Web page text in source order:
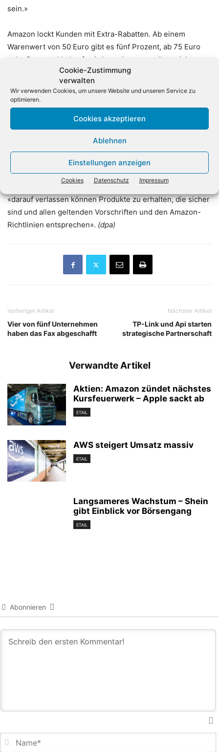
Cookie-Zustimmung
verwalten
Wir verwenden Cookies, um unsere Website und unseren Service zu
optimieren.
Cookies akzeptieren
Ablehnen
Einstellungen anzeigen
Cookies Datenschutz Impressum
sein.»
Amazon lockt Kunden mit Extra-Rabatten. Ab einem
Warenwert von 50 Euro gibt es fünf Prozent, ab 75 Euro
zehn Prozent. Verkauft wird von Amazon selbst, nicht von
Drittanbietern. Das Unternehmen schickt die Produkte aus
seinem Logistikzentrum in China direkt an die Kunden.
Bestellungen sollen innerhalb von zwei Wochen geliefert
werden, ab einem Warenkorb von 25 Euro kostenlos.
Käufer können Artikel innerhalb von 15 Tagen nach
Lieferung zurückgegeben, ohne dass weitere Kosten
Die bei Haul angebotenen Waren durchlaufen laut Amazon
alle erforderlichen Kontrollen, so dass sich Kunden
«darauf verlassen können Produkte zu erhalten, die sicher
sind und allen geltenden Vorschriften und den Amazon-
Richtlinien entsprechen». (dpa)
Vorheriger Artikel
Vier von fünf Unternehmen
haben das Fax abgeschafft
Nächster Artikel
TP-Link und Api starten
strategische Partnerschaft
Verwandte Artikel
Aktien: Amazon zündet nächstes
Kursfeuerwerk – Apple sackt ab
ETAIL
AWS steigert Umsatz massiv
ETAIL
Langsameres Wachstum – Shein
gibt Einblick vor Börsengang
ETAIL
Abonnieren